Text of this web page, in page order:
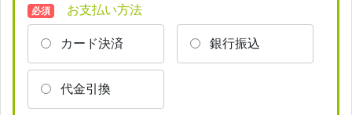
必須 お支払い方法
カード決済
銀行振込
代金引換